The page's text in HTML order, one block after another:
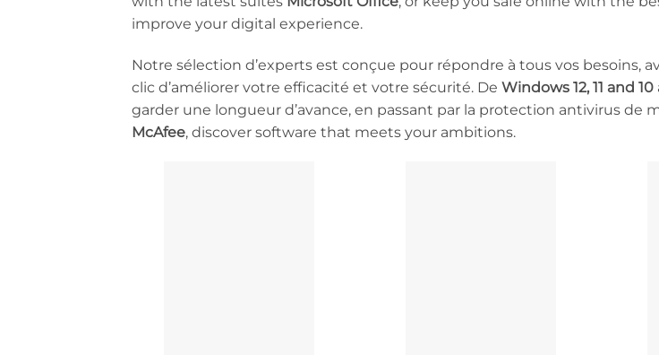
improve your digital experience.
Notre sélection d’experts est conçue pour répondre à tous vos besoins,
clic d’améliorer votre efficacité et votre sécurité. De Windows 12, 11 and 10
garder une longueur d’avance, en passant par la protection antivirus de
McAfee, discover software that meets your ambitions.